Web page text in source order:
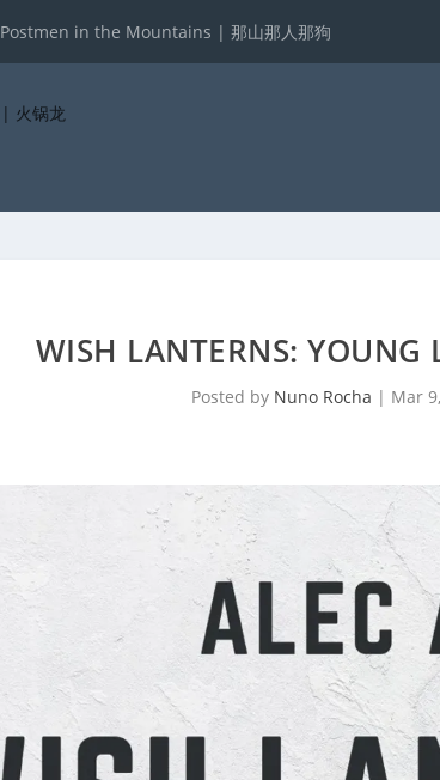
Postmen in the Mountains | 那山那人那狗
WISH LANTERNS: YOUNG
Posted by Nuno Rocha | Mar